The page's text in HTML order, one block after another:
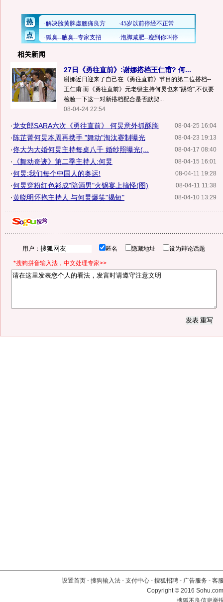
相关新闻
27日《勇往直前》:谢娜搭档王仁甫? 何...
谢娜近日迎来了自己在《勇往直前》节目的第二位搭档--
王仁甫.而《勇往直前》元老级主持何炅也来"踢馆",不仅要
检验一下这一对新搭档配合是否默契...
08-04-24 22:54
08-04-25 16:04
·龙女郎SARA六次《勇往直前》 何炅意外抓酥胸
08-04-23 19:13
· 陈芷菁何炅本周再携手 "舞动"淘汰赛制曝光
08-04-17 08:40
·佟大为大婚何炅主持每桌八千 婚纱照曝光(...
08-04-15 16:01
· 《舞动奇迹》第二季主持人:何炅
08-04-11 19:28
·何炅:我们每个中国人的奥运!
08-04-11 11:38
·何炅穿粉红色衫成"陪酒男"火锅宴上搞怪(图)
08-04-10 13:29
·黄晓明怀抱主持人 与何炅爆笑"揭短"
用户： 匿名 隐藏地址 设为辩论话题
*搜狗拼音输入法，中文处理专家>>
设置首页 - 搜狗输入法 - 支付中心 - 搜狐招聘 - 广告服务 - 客
Copyright©2016
搜狐不良信息举